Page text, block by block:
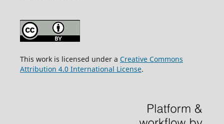
This work is licensed under a Creative Commons
Attribution 4.0 International License.